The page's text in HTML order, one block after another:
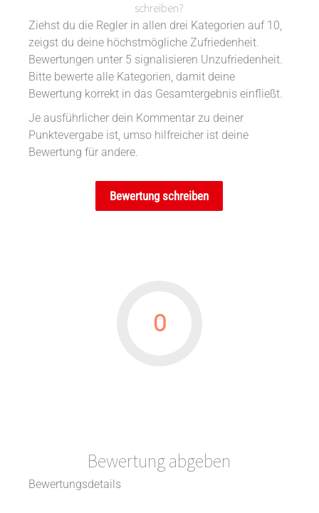
schreiben?
Ziehst du die Regler in allen drei Kategorien auf 10,
zeigst du deine höchstmögliche Zufriedenheit.
Bewertungen unter 5 signalisieren Unzufriedenheit.
Bitte bewerte alle Kategorien, damit deine
Bewertung korrekt in das Gesamtergebnis einfließt.
Je ausführlicher dein Kommentar zu deiner
Punktevergabe ist, umso hilfreicher ist deine
Bewertung für andere.
Bewertung schreiben
0
Bewertung abgeben
Bewertungsdetails